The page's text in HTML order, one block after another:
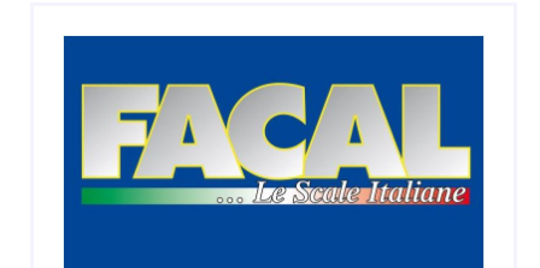
ACCESSORI, RICAMBI E COMPONENTI